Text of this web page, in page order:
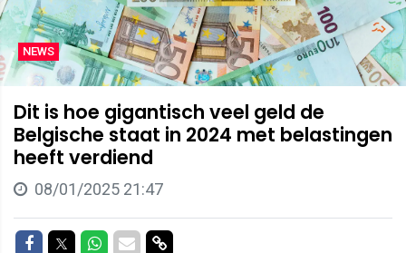
NEWS
Dit is hoe gigantisch veel geld de
Belgische staat in 2024 met belastingen
heeft verdiend
08/01/2025 21:47
Delen op Facebook
Delen op Twitter
Delen op Whatsapp
Delen via Mail
Delen via link